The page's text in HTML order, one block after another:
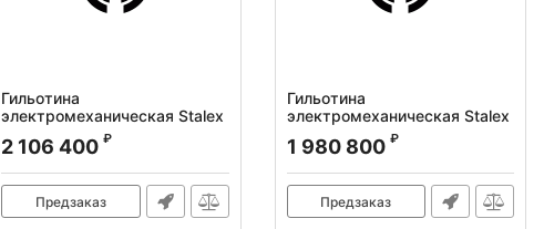
Гильотина
электромеханическая Stalex
Артикул: 386006
2 106 400 ₽
Предзаказ
Гильотина
электромеханическая Stalex
Артикул: 386008
1 980 800 ₽
Предзаказ